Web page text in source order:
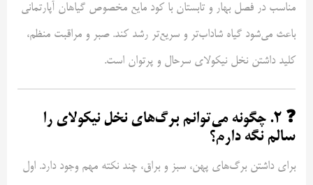
مناسب در فصل بهار و تابستان با کود مایع مخصوص گیاهان آپارتمانی
باعث می‌شود گیاه شاداب‌تر و سریع‌تر رشد کند. صبر و مراقبت منظم،
کلید داشتن نخل نیکولای سرحال و پرتوان است.
❓ ۲. چگونه می‌توانم برگ‌های نخل نیکولای را
سالم نگه دارم؟
برای داشتن برگ‌های پهن، سبز و براق، چند نکته مهم وجود دارد. اول